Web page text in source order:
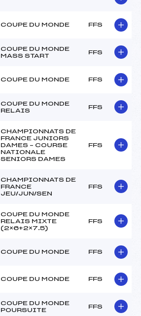
COUPE DU MONDE FFS
COUPE DU MONDE
MASS START
FFS
COUPE DU MONDE FFS
COUPE DU MONDE
RELAIS
FFS
CHAMPIONNATS DE
FRANCE JUNIORS
DAMES – COURSE
NATIONALE
SENIORS DAMES
FFS
CHAMPIONNATS DE
FRANCE
JEU/JUN/SEN
FFS
COUPE DU MONDE
RELAIS MIXTE
(2×6+2×7.5)
FFS
COUPE DU MONDE FFS
COUPE DU MONDE FFS
COUPE DU MONDE
POURSUITE
FFS